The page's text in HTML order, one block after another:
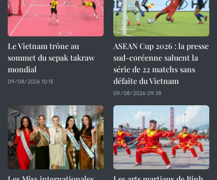
Le Vietnam trône au
sommet du sepak takraw
mondial
09/08/2026 10:15
ASEAN Cup 2026 : la presse
sud-coréenne saluent la
série de 22 matchs sans
défaite du Vietnam
09/08/2026 09:38